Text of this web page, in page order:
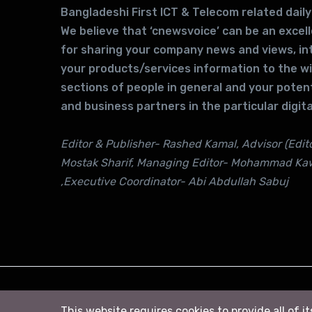
Bangladeshi First ICT & Telecom related
We believe that ‘cnewsvoice’ can be an
for sharing your company news and views,
your products/services information to the
sections of people in general and your
and business partners in the particular
Editor & Publisher- Rashed Kamal, Advisor
Mostak Sharif, Managing Editor- Mohammad
,Executive Coordinator- Abi Abdullah Sabuj